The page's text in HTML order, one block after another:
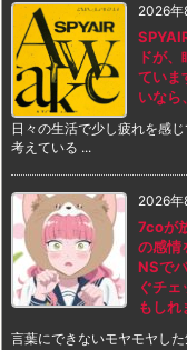
2026年
ドが
ていま
いなら
日々の生活で少し疲れを感
考えている ...
2026年
7coが
の感情
NSで
ぐチ
もしれ
言葉にできないモヤモヤし